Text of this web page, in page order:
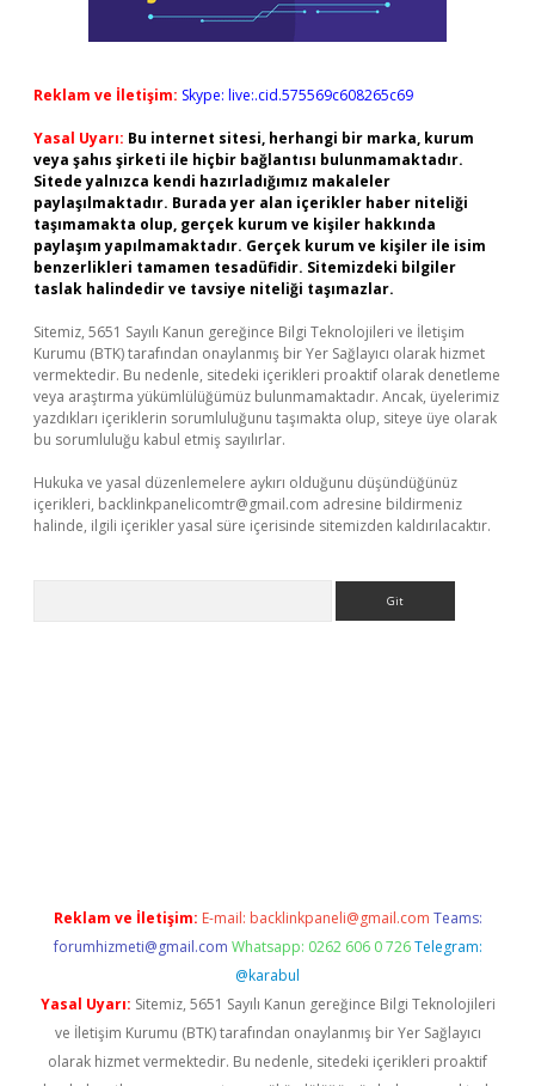
Reklam ve İletişim: Skype: live:.cid.575569c608265c69
Yasal Uyarı: Bu internet sitesi, herhangi bir marka, kurum
veya şahıs şirketi ile hiçbir bağlantısı bulunmamaktadır.
Sitede yalnızca kendi hazırladığımız makaleler
paylaşılmaktadır. Burada yer alan içerikler haber niteliği
taşımamakta olup, gerçek kurum ve kişiler hakkında
paylaşım yapılmamaktadır. Gerçek kurum ve kişiler ile isim
benzerlikleri tamamen tesadüfidir. Sitemizdeki bilgiler
taslak halindedir ve tavsiye niteliği taşımazlar.
Sitemiz, 5651 Sayılı Kanun gereğince Bilgi Teknolojileri ve İletişim
Kurumu (BTK) tarafından onaylanmış bir Yer Sağlayıcı olarak hizmet
vermektedir. Bu nedenle, sitedeki içerikleri proaktif olarak denetleme
veya araştırma yükümlülüğümüz bulunmamaktadır. Ancak, üyelerimiz
yazdıkları içeriklerin sorumluluğunu taşımakta olup, siteye üye olarak
bu sorumluluğu kabul etmiş sayılırlar.
Hukuka ve yasal düzenlemelere aykırı olduğunu düşündüğünüz
içerikleri, backlinkpanelicomtr@gmail.com adresine bildirmeniz
halinde, ilgili içerikler yasal süre içerisinde sitemizden kaldırılacaktır.
Reklam ve İletişim: E-mail: backlinkpaneli@gmail.com Teams:
forumhizmeti@gmail.com Whatsapp: 0262 606 0 726 Telegram:
@karabul
Yasal Uyarı: Sitemiz, 5651 Sayılı Kanun gereğince Bilgi Teknolojileri
ve İletişim Kurumu (BTK) tarafından onaylanmış bir Yer Sağlayıcı
olarak hizmet vermektedir. Bu nedenle, sitedeki içerikleri proaktif